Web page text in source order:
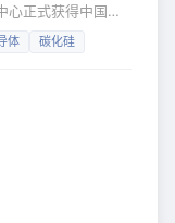
心正式获得中国合
室认可证书（注
签署方所承认，
的综合检测与研
体 碳化硅